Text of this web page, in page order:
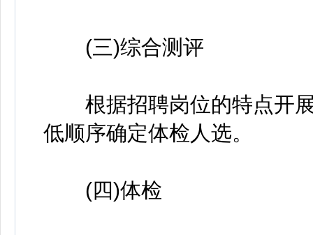
(三)综合测评
根据招聘岗位的特点开展
低顺序确定体检人选。
(四)体检